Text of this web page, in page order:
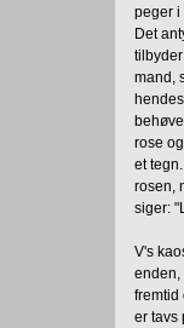
peger i
Det
mand,
rose
et
rosen,
siger:
V's
enden,
fremtid
er tavs